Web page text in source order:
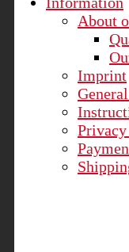
About
Imprint